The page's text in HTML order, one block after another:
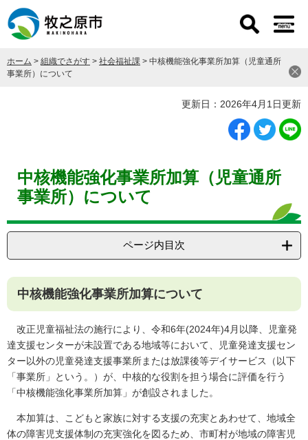
ー
先
頭
ニ
を
飛
ホーム > 組織でさがす > 社会福祉課 > 中核機能強化事業所加算（児童通所
事業所）について
更新日：2026年4月1日更新
中核機能強化事業所加算（児童通所
事業所）について
ページ内目次
​中核機能強化事業所加算について
改正児童福祉法の施行により、令和6年(2024年)4月以降、児童発
達支援センターが未設置である地域等において、児童発達支援セン
ター以外の児童発達支援事業所または放課後等デイサービス（以下
「事業所」という。）が、中核的な役割を担う場合に評価を行う
「中核機能強化事業所加算」が創設されました。
本加算は、こどもと家族に対する支援の充実とあわせて、地域全
体の障害児支援体制の充実強化を図るため、市町村が地域の障害児